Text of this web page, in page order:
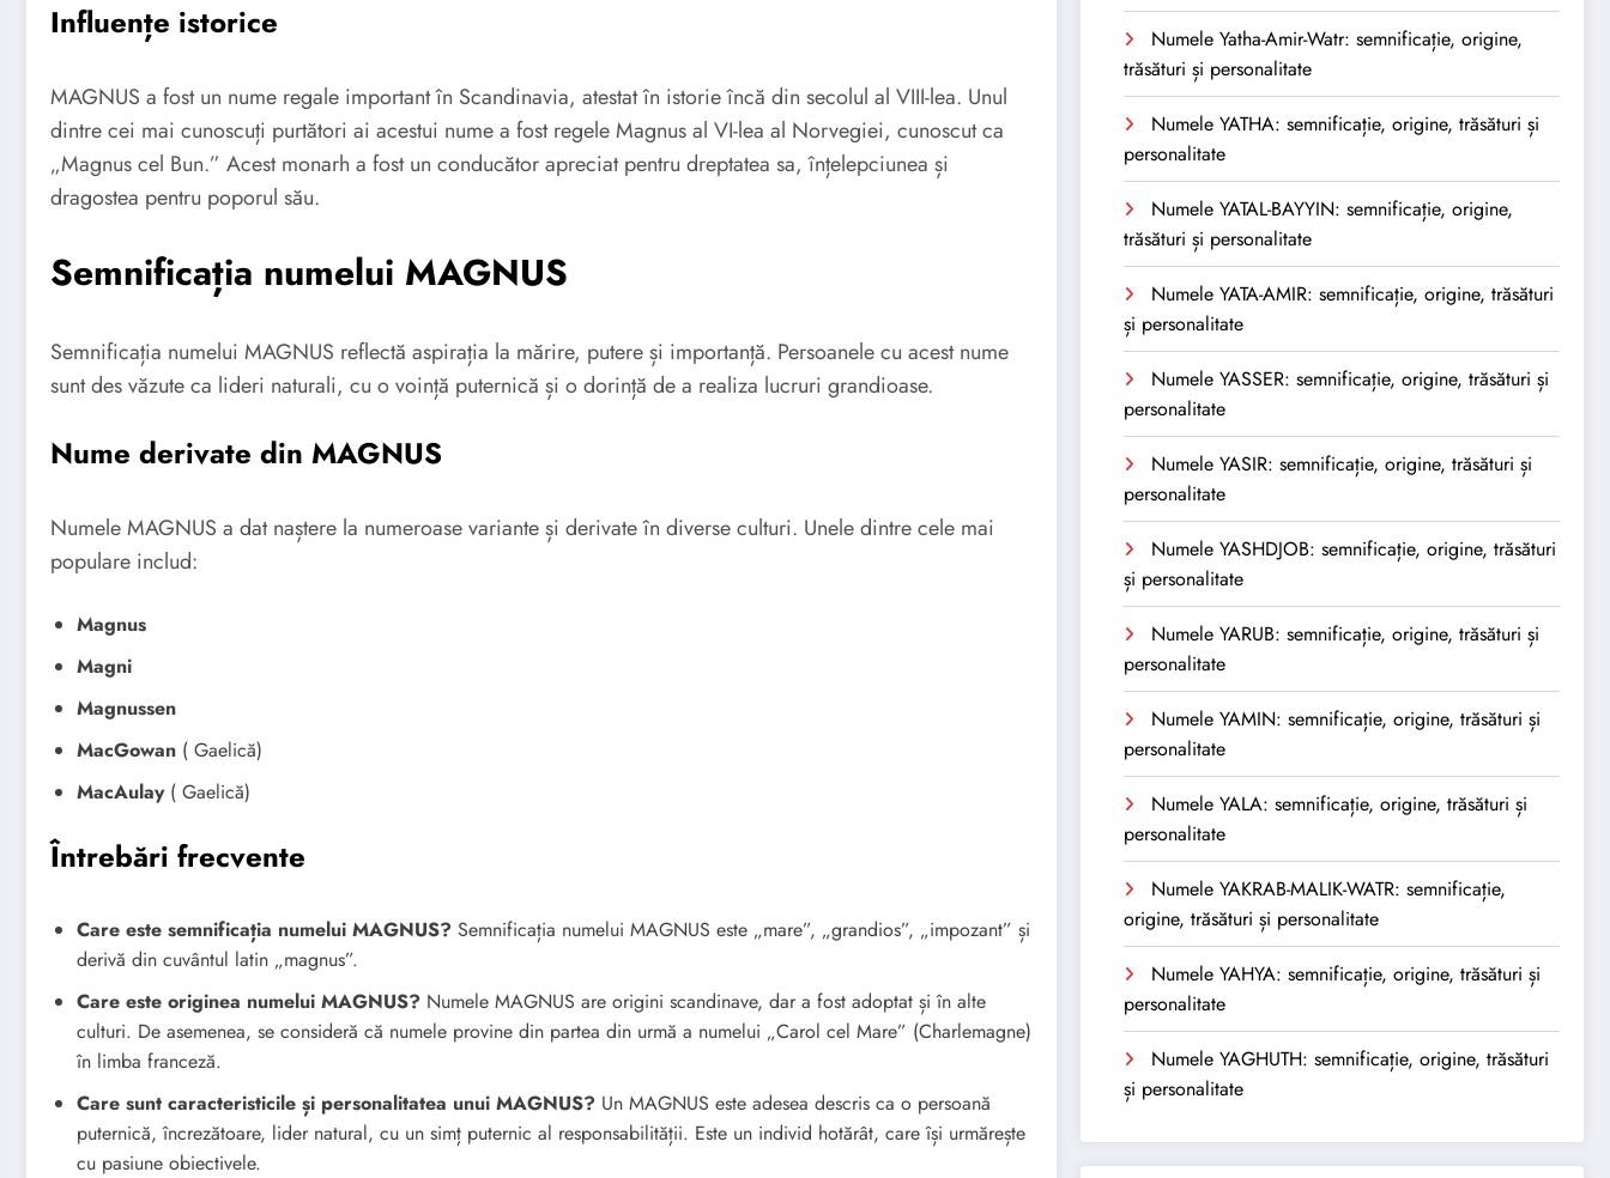
Influențe istorice
MAGNUS a fost un nume regale important în Scandinavia, atestat în istorie încă din secolul al VIII-lea. Unul
dintre cei mai cunoscuți purtători ai acestui nume a fost regele Magnus al VI-lea al Norvegiei, cunoscut ca
„Magnus cel Bun.” Acest monarh a fost un conducător apreciat pentru dreptatea sa, înțelepciunea și
dragostea pentru poporul său.
Semnificația numelui MAGNUS
Semnificația numelui MAGNUS reflectă aspirația la mărire, putere și importanță. Persoanele cu acest nume
sunt des văzute ca lideri naturali, cu o voință puternică și o dorință de a realiza lucruri grandioase.
Nume derivate din MAGNUS
Numele MAGNUS a dat naștere la numeroase variante și derivate în diverse culturi. Unele dintre cele mai
populare includ:
Magnus
Magni
Magnussen
MacGowan ( Gaelică)
MacAulay ( Gaelică)
Întrebări frecvente
Care este semnificația numelui MAGNUS? Semnificația numelui MAGNUS este „mare”, „grandios”, „impozant” și
derivă din cuvântul latin „magnus”.
Care este originea numelui MAGNUS? Numele MAGNUS are origini scandinave, dar a fost adoptat și în alte
culturi. De asemenea, se consideră că numele provine din partea din urmă a numelui „Carol cel Mare” (Charlemagne)
în limba franceză.
Care sunt caracteristicile și personalitatea unui MAGNUS? Un MAGNUS este adesea descris ca o persoană
puternică, încrezătoare, lider natural, cu un simț puternic al responsabilității. Este un individ hotărât, care își urmărește
cu pasiune obiectivele.
Numele Yatha-Amir-Watr: semnificație, origine,
trăsături și personalitate
Numele YATHA: semnificație, origine, trăsături și
personalitate
Numele YATAL-BAYYIN: semnificație, origine,
trăsături și personalitate
Numele YATA-AMIR: semnificație, origine, trăsături
și personalitate
Numele YASSER: semnificație, origine, trăsături și
personalitate
Numele YASIR: semnificație, origine, trăsături și
personalitate
Numele YASHDJOB: semnificație, origine, trăsături
și personalitate
Numele YARUB: semnificație, origine, trăsături și
personalitate
Numele YAMIN: semnificație, origine, trăsături și
personalitate
Numele YALA: semnificație, origine, trăsături și
personalitate
Numele YAKRAB-MALIK-WATR: semnificație,
origine, trăsături și personalitate
Numele YAHYA: semnificație, origine, trăsături și
personalitate
Numele YAGHUTH: semnificație, origine, trăsături
și personalitate